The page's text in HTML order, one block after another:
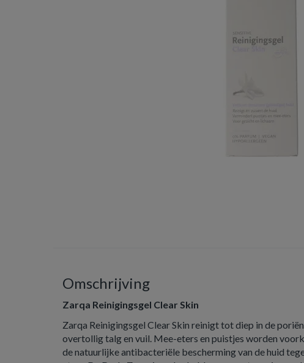
Omschrijving
Zarqa Reinigingsgel Clear Skin
Zarqa Reinigingsgel Clear Skin reinigt tot diep in de
overtollig talg en vuil. Mee-eters en puistjes worden
de natuurlijke antibacteriële bescherming van de huid